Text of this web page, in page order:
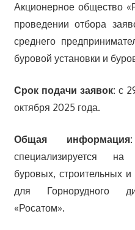
Акционерное общество
проведении отбора
среднего
буровой установки и
Срок подачи заявок: с
октября 2025 года.
Общая информация:
специализируется
буровых, строительных
для Горнорудного
«Росатом».